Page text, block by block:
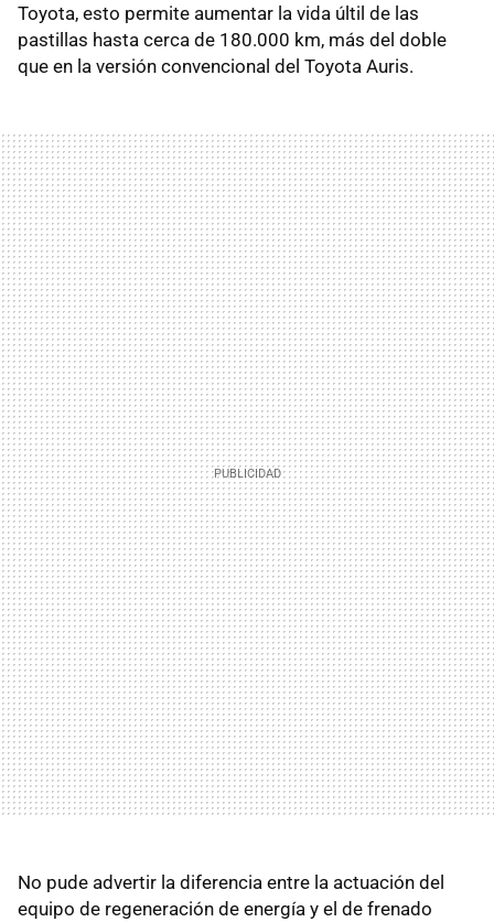
Toyota, esto permite aumentar la vida últil de las
pastillas hasta cerca de 180.000 km, más del doble
que en la versión convencional del Toyota Auris.
No pude advertir la diferencia entre la actuación del
equipo de regeneración de energía y el de frenado